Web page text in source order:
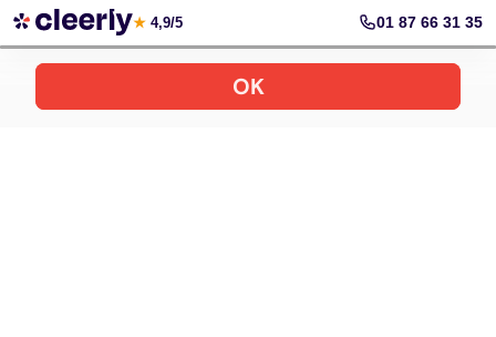
Prendre rendez-vous
★ 4,9/5 01 87 66 31 35